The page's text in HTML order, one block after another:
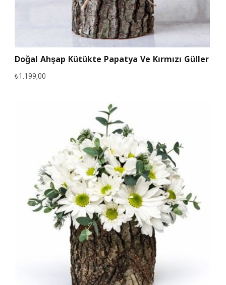
Doğal Ahşap Kütükte Papatya Ve Kırmızı Güller
₺1.199,00